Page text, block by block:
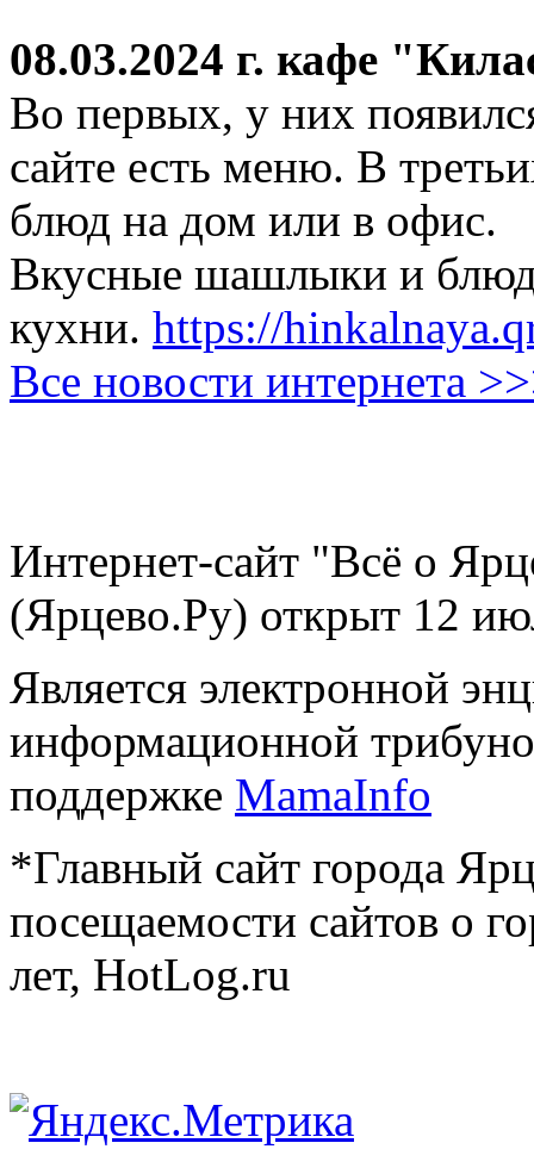
08.03.2024 г. кафе
Во первых, у них
сайте есть меню. В
блюд на дом или в офис.
Вкусные шашлыки и
кухни. https://
Все новости интернета
Интернет-сайт "Всё о
(Ярцево.Ру) открыт 12
Является электронной
информационной
поддержке MamaInfo
*Главный сайт города
посещаемости сайтов о
лет, HotLog.ru